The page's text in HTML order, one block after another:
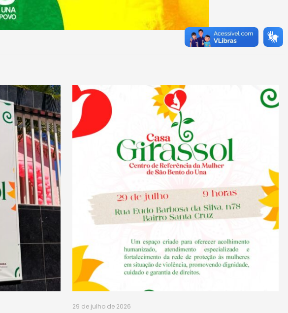
29 de julho de 2026